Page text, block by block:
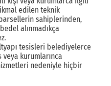
edilen teknik
sahiplerinden,
alınmadıkça
tesisleri belediyelerce
kurumlarınca
nedeniyle hiçbir